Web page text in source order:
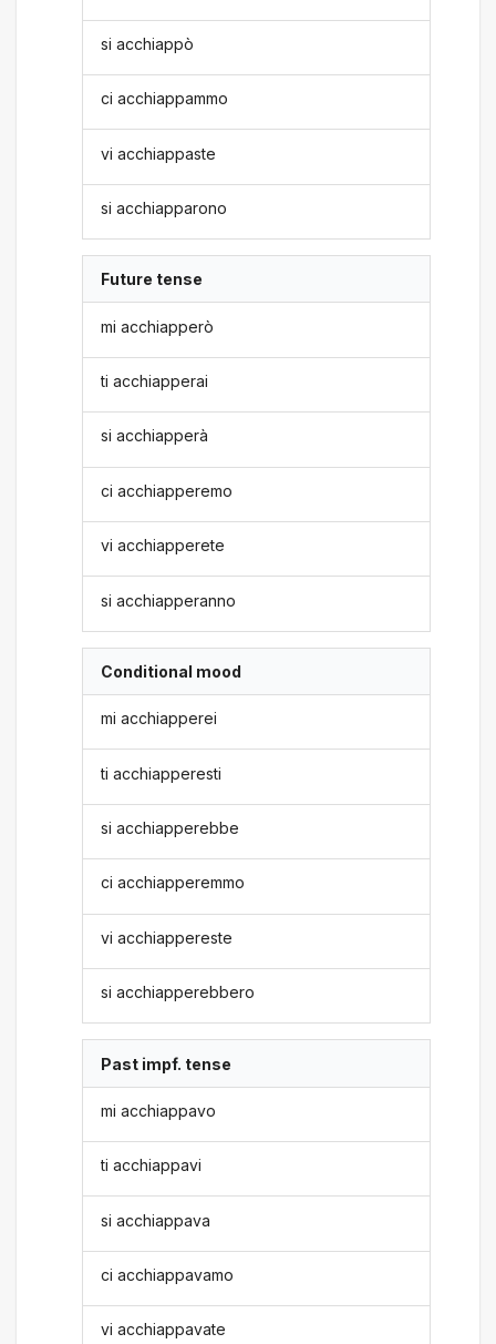
si acchiappò
ci acchiappammo
vi acchiappaste
si acchiapparono
Future tense
mi acchiapperò
ti acchiapperai
si acchiapperà
ci acchiapperemo
vi acchiapperete
si acchiapperanno
Conditional mood
mi acchiapperei
ti acchiapperesti
si acchiapperebbe
ci acchiapperemmo
vi acchiappereste
si acchiapperebbero
Past impf. tense
mi acchiappavo
ti acchiappavi
si acchiappava
ci acchiappavamo
vi acchiappavate